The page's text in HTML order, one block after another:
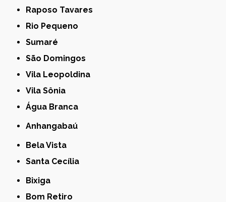
Raposo Tavares
Rio Pequeno
Sumaré
São Domingos
Vila Leopoldina
Vila Sônia
Água Branca
Anhangabaú
Bela Vista
Santa Cecília
Bixiga
Bom Retiro